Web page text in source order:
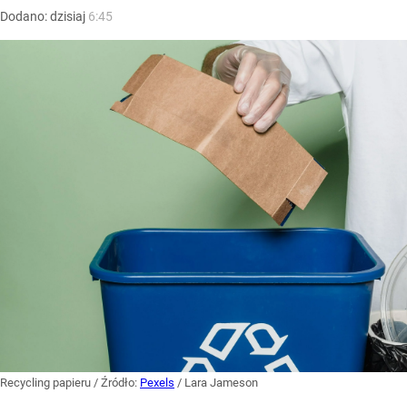
Dodano:dzisiaj 6:45
Recycling papieru / Źródło: Pexels / Lara Jameson